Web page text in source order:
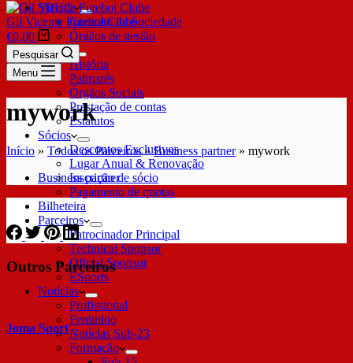
SDUQ
Contrato de Sociedade
Órgãos de gestão
Clube
História
Palmarés
Órgãos Sociais
Prestação de contas
Estatutos
Sócios
Descontos Exclusivos
Lugar Anual & Renovação
Inscrição de sócio
Pagamento de quotas
Bilheteira
Parceiros
Patrocinador Principal
Technical Sponsor
Oficial Sponsor
ESports
Notícias
Profissional
Feminino
Notícias Sub-23
Formação
Gil Vicente Futebol Clube
€0,00
Pesquisar
Menu
mywork
Início » Todos os Parceiros»Business partner» mywork
Business partner
Outros Parceiros
Joma Sport